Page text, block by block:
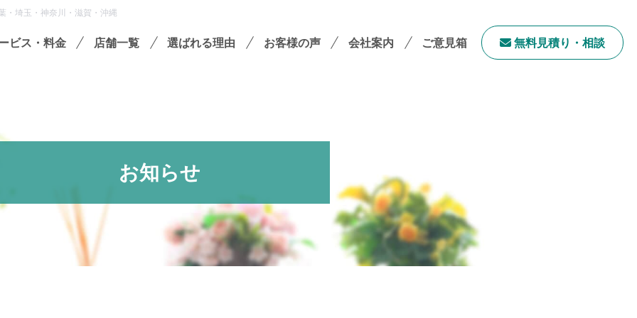
ビス・料金
ョンサービス
店舗一覧 選ばれる理由 お客様の声 会社案内
サステナビリティ
「ユニウェブ」の使い方
フランチャイズ加盟オーナー募集
ご意見箱 無料⾒積り・相談
お知らせ
・埼玉・神奈川・滋賀・沖縄